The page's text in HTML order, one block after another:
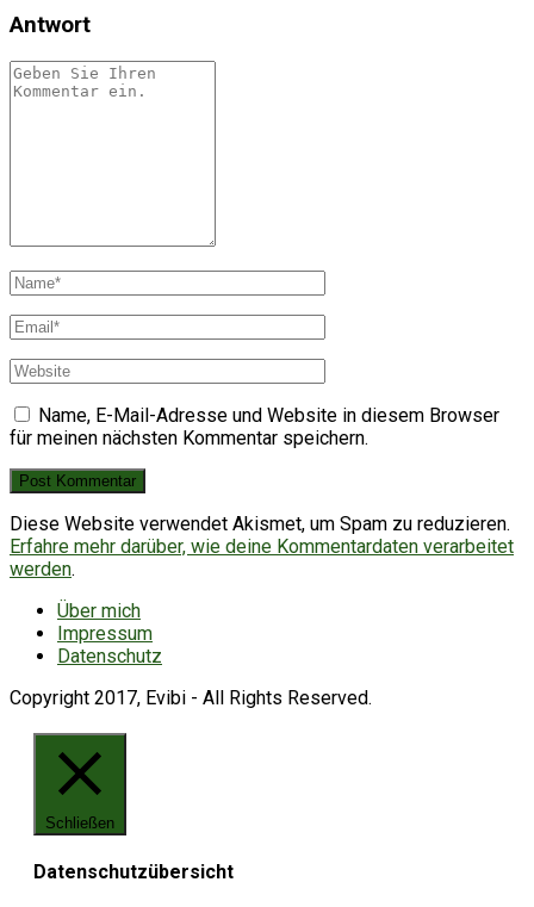
Antwort
Name, E-Mail-Adresse und Website in diesem Browser
für meinen nächsten Kommentar speichern.
Diese Website verwendet Akismet, um Spam zu reduzieren.
Erfahre mehr darüber, wie deine Kommentardaten verarbeitet
werden.
Über mich
Impressum
Datenschutz
Copyright 2017, Evibi - All Rights Reserved.
Schließen
Datenschutzübersicht